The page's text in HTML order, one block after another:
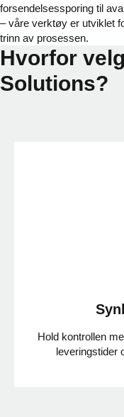
forsendelsessporing til
– våre verktøy er utviklet
trinn av prosessen.
Hvorfor
Solutions?
Hold kontrollen
leveringstider